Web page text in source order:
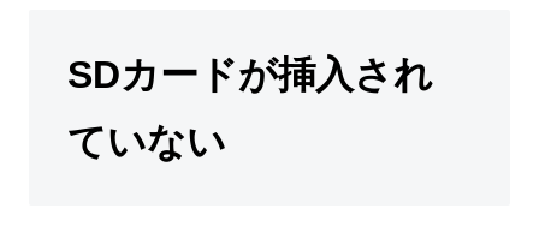
SDカードが挿入され
ていない